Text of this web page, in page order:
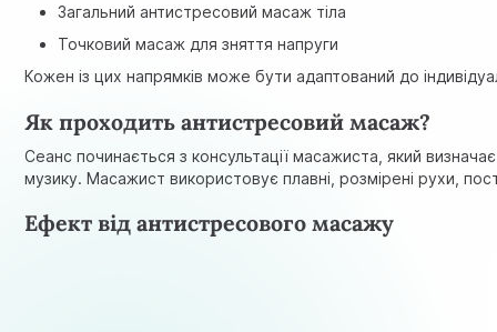
Загальний антистресовий масаж тіла
Точковий масаж для зняття напруги
Кожен із цих напрямків може бути адаптований до
Як проходить антистресовий масаж?
Сеанс починається з консультації масажиста, який
музику. Масажист використовує плавні, розмірені рухи,
Ефект від антистресового масажу